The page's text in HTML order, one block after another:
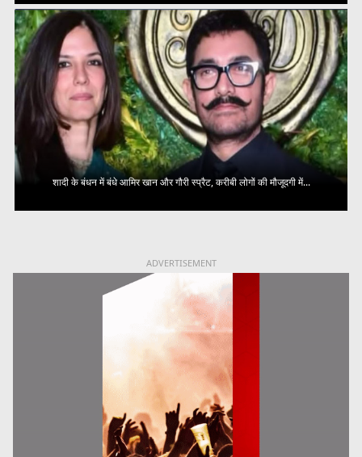
शादी के बंधन में बंधे आमिर खान और गौरी स्प्रैट, करीबी लोगों की मौजूदगी में...
ADVERTISEMENT